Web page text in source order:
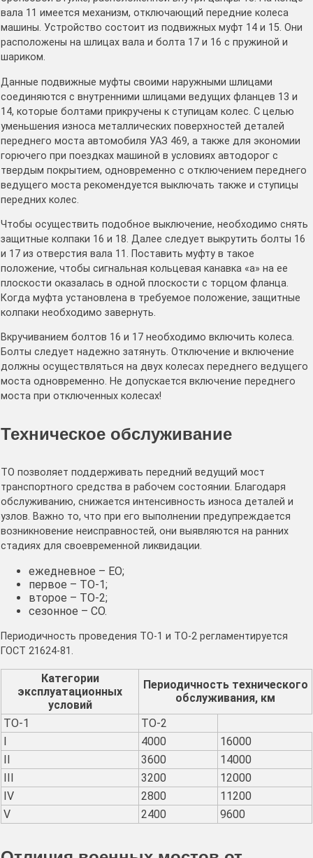
вала 11 имеется механизм, отключающий передние колеса
машины. Устройство состоит из подвижных муфт 14 и 15. Они
расположены на шлицах вала и болта 17 и 16 с пружиной и
шариком.
Данные подвижные муфты своими наружными шлицами
соединяются с внутренними шлицами ведущих фланцев 13 и
14, которые болтами прикручены к ступицам колес. С целью
уменьшения износа металлических поверхностей деталей
переднего моста автомобиля УАЗ 469, а также для экономии
горючего при поездках машиной в условиях автодорог с
твердым покрытием, одновременно с отключением переднего
ведущего моста рекомендуется выключать также и ступицы
передних колес.
Чтобы осуществить подобное выключение, необходимо снять
защитные колпаки 16 и 18. Далее следует выкрутить болты 16
и 17 из отверстия вала 11. Поставить муфту в такое
положение, чтобы сигнальная кольцевая канавка «а» на ее
плоскости оказалась в одной плоскости с торцом фланца.
Когда муфта установлена в требуемое положение, защитные
колпаки необходимо завернуть.
Вкручиванием болтов 16 и 17 необходимо включить колеса.
Болты следует надежно затянуть. Отключение и включение
должны осуществляться на двух колесах переднего ведущего
моста одновременно. Не допускается включение переднего
моста при отключенных колесах!
Техническое обслуживание
ТО позволяет поддерживать передний ведущий мост
транспортного средства в рабочем состоянии. Благодаря
обслуживанию, снижается интенсивность износа деталей и
узлов. Важно то, что при его выполнении предупреждается
возникновение неисправностей, они выявляются на ранних
стадиях для своевременной ликвидации.
ежедневное – ЕО;
первое – ТО-1;
второе – ТО-2;
сезонное – СО.
Периодичность проведения ТО-1 и ТО-2 регламентируется
ГОСТ 21624-81.
Категории
эксплуатационных
условий
Периодичность технического
обслуживания, км
ТО-1
ТО-2
I
4000
16000
II
3600
14000
III
3200
12000
IV
2800
11200
V
2400 9600